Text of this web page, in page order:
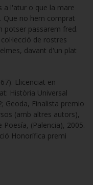
a l'atur o que la mare
Que no hem comprat
potser passarem fred.
de rostres
davant d'un plat
Llicenciat en
Història Universal
Geoda, Finalista premio
(amb altres autors),
Poesía, (Palencia), 2005.
Honorífica premi